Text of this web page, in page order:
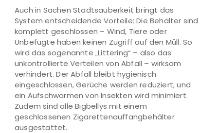
Auch in Sachen Stadtsauberkeit bringt das
System entscheidende Vorteile: Die Behälter sind
komplett geschlossen – Wind, Tiere oder
Unbefugte haben keinen Zugriff auf den Müll. So
wird das sogenannte „Littering“ – also das
unkontrollierte Verteilen von Abfall – wirksam
verhindert. Der Abfall bleibt hygienisch
eingeschlossen, Gerüche werden reduziert, und
ein Aufschwärmen von Insekten wird minimiert.
Zudem sind alle Bigbellys mit einem
geschlossenen Zigarettenauffangbehälter
ausgestattet.